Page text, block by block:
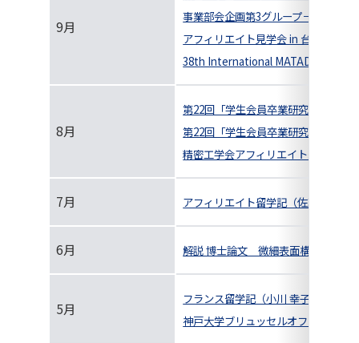
9月
事業部会企画第3グループ－アフィ
アフィリエイト見学会 in 台湾 実施
38th International MATADOR
8月
第22回「学生会員卒業研究発表講演
第22回「学生会員卒業研究発表講演
精密工学会アフィリエイト紹介
7月 アフィリエイト留学記（佐藤 隆太）
6月 解説 博士論文 微細表面構造を有す
5月
フランス留学記（小川 幸子）
神戸大学ブリュッセルオフィスワー